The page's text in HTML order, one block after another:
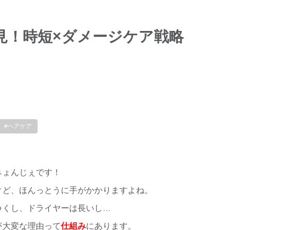
！時短×ダメージケア戦略
#ヘアケア
んじぇです！
、ほんっとうに手がかかりますよね。
し、ドライヤーは長いし…
変な理由って仕組みにあります。